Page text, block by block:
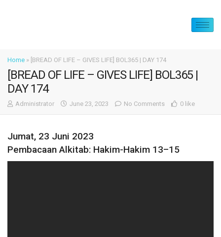
Home » [BREAD OF LIFE – GIVES LIFE] BOL365 | DAY 174
[BREAD OF LIFE – GIVES LIFE] BOL365 |
DAY 174
Administrator June 23, 2023 No Comments 0 like
Jumat, 23 Juni 2023
Pembacaan Alkitab: Hakim-Hakim 13–15